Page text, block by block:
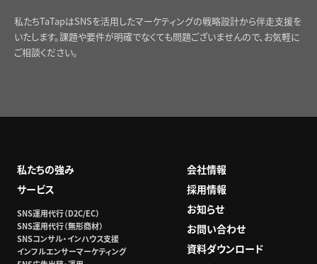
私たちTaTapはSNSを活用したマーケティングの戦略設計から伴走支援を
いたします。課題や要件が明確でなくても問題ございませんので、お気軽に
ご相談ください。
私たちの強み
サービス
SNS運用代行（D2C/EC）
SNS運用代行（無形商材）
SNSコンサル・インハウス支援
インフルエンサーマーケティング
会社情報
採用情報
お知らせ
お問い合わせ
資料ダウンロード